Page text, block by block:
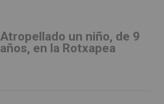
Atropellado un niño, de 9
años, en la Rotxapea